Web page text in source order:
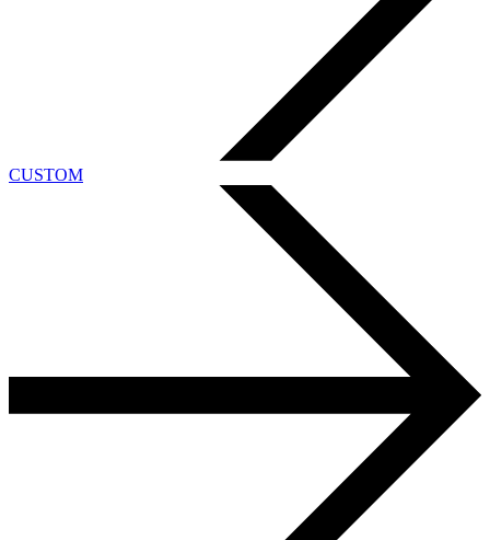
CUSTOM